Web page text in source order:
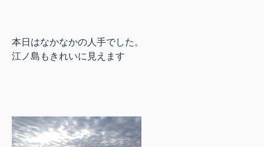
本日はなかなかの人手でした。
江ノ島もきれいに見えます